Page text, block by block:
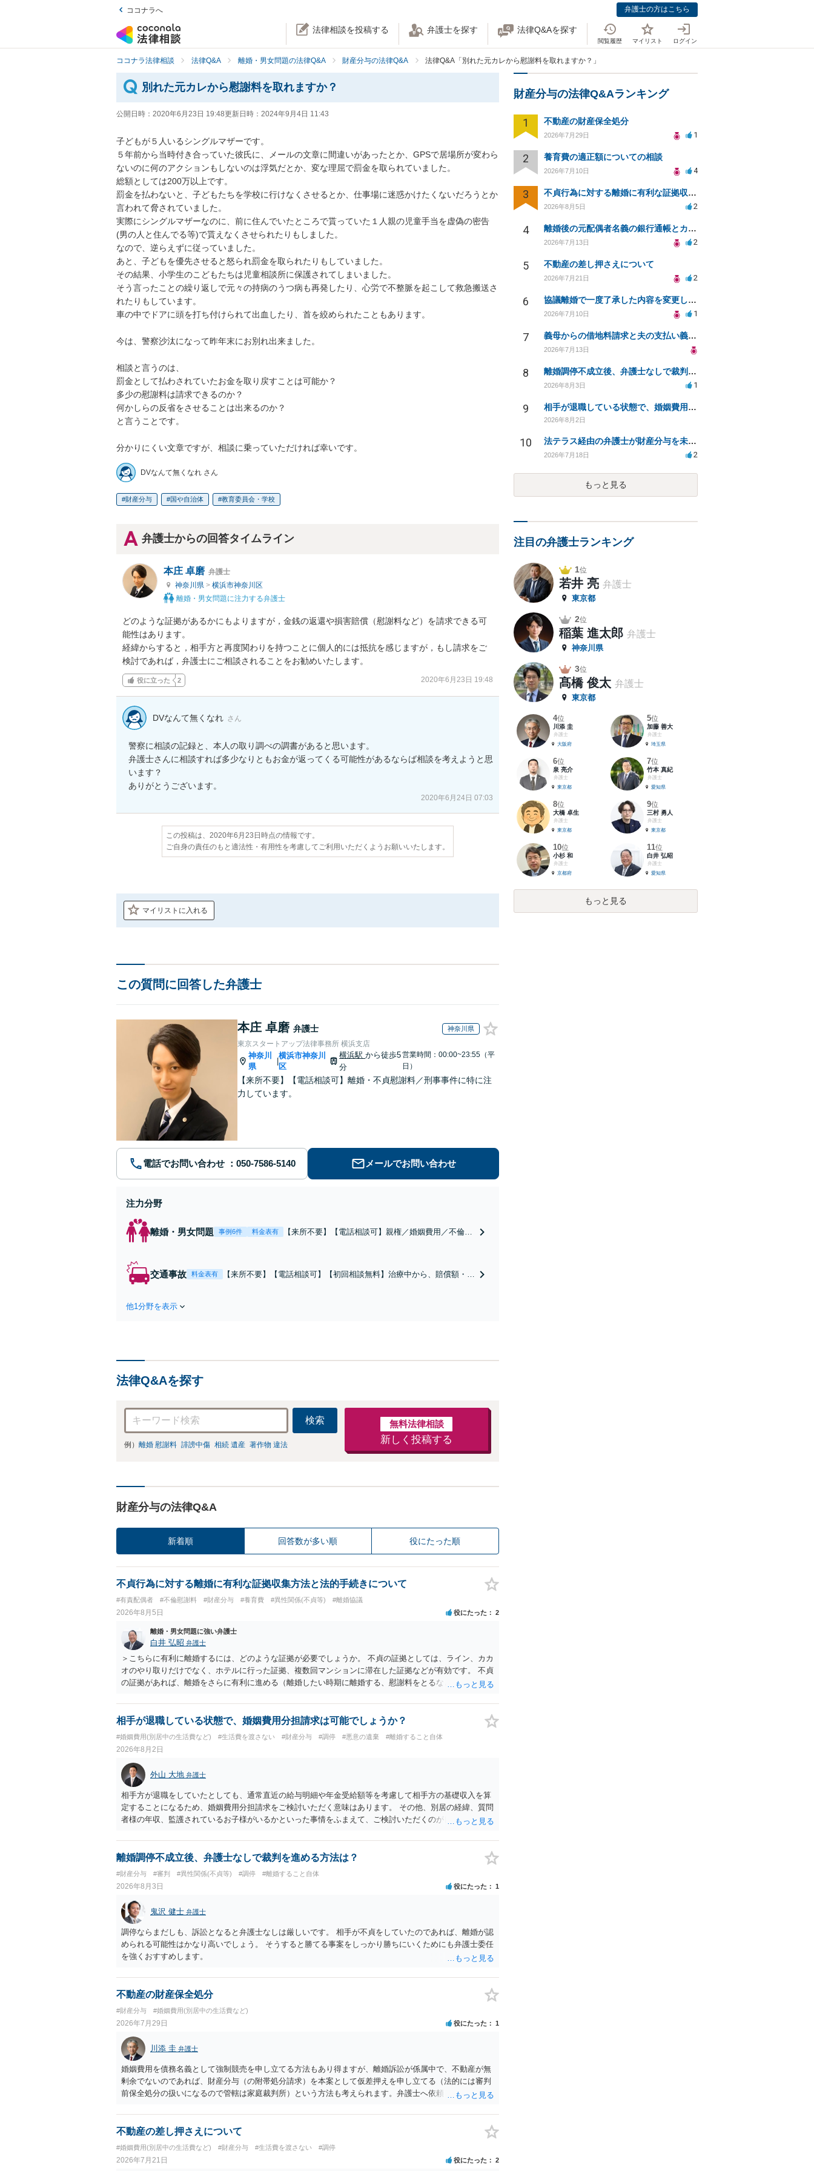
ココナラへ 弁護士の方はこちら
法律相談を投稿する 弁護士を探す 法律Q&Aを探す
閲覧履歴 マイリスト ログイン
ココナラ法律相談 法律Q&A 離婚・男女問題の法律Q&A 財産分与の法律Q&A 法律Q&A「別れた元カレから慰謝料を取れますか？」
別れた元カレから慰謝料を取れますか？
公開日時： 2020年6月23日 19:48更新日時： 2024年9月4日 11:43
子どもが５人いるシングルマザーです。
５年前から当時付き合っていた彼氏に、メールの文章に間違いがあったとか、GPSで居場所が変わら
ないのに何のアクションもしないのは浮気だとか、変な理屈で罰金を取られていました。
総額としては200万以上です。
罰金を払わないと、子どもたちを学校に行けなくさせるとか、仕事場に迷惑かけたくないだろうとか
言われて脅されていました。
実際にシングルマザーなのに、前に住んでいたところで貰っていた１人親の児童手当を虚偽の密告
(男の人と住んでる等)で貰えなくさせられたりもしました。
なので、逆らえずに従っていました。
あと、子どもを優先させると怒られ罰金を取られたりもしていました。
その結果、小学生のこどもたちは児童相談所に保護されてしまいました。
そう言ったことの繰り返しで元々の持病のうつ病も再発したり、心労で不整脈を起こして救急搬送さ
れたりもしています。
車の中でドアに頭を打ち付けられて出血したり、首を絞められたこともあります。
今は、警察沙汰になって昨年末にお別れ出来ました。
相談と言うのは、
罰金として払わされていたお金を取り戻すことは可能か？
多少の慰謝料は請求できるのか？
何かしらの反省をさせることは出来るのか？
と言うことです。
DVなんて無くなれ さん
財産分与 国や自治体 教育委員会・学校
弁護士からの回答タイムライン
本庄 卓磨 弁護士
神奈川県 > 横浜市神奈川区
離婚・男女問題に注力する弁護士
どのような証拠があるかにもよりますが，金銭の返還や損害賠償（慰謝料など）を請求できる可
能性はあります。
経緯からすると，相手方と再度関わりを持つことに個人的には抵抗を感じますが，もし請求をご
検討であれば，弁護士にご相談されることをお勧めいたします。
役に立った 2 2020年6月23日 19:48
DVなんて無くなれ さん
警察に相談の記録と、本人の取り調べの調書があると思います。
弁護士さんに相談すれば多少なりともお金が返ってくる可能性があるならば相談を考えようと思
います？
ありがとうございます。
2020年6月24日 07:03
この投稿は、2020年6月23日時点の情報です。
ご自身の責任のもと適法性・有用性を考慮してご利用いただくようお願いいたします。
マイリストに入れる
この質問に回答した弁護士
本庄 卓磨 弁護士 神奈川県
東京スタートアップ法律事務所 横浜支店
神奈川
県
横浜市神奈川
区
横浜駅から徒歩5
分
営業時間：00:00~23:55（平
日）
【来所不要】【電話相談可】離婚・不貞慰謝料／刑事事件に特に注
力しています。
電話でお問い合わせ メールでお問い合わせ
注力分野
離婚・男女問題 事例6件 料金表有
【来所不要】【電話相談可】親権／婚姻費用／不倫慰
交通事故 料金表有
【来所不要】【電話相談可】【初回相談無料】治療中から、賠償額・過
他1分野を表示
法律Q&Aを探す
検索
例） 離婚 慰謝料 誹謗中傷 相続 遺産 著作物 違法
無料法律相談
新しく投稿する
財産分与の法律Q&A
新着順 回答数が多い順 役にたった順
不貞行為に対する離婚に有利な証拠収集方法と法的手続きについて
#有責配偶者 #不倫慰謝料 #財産分与 #養育費 #異性関係(不貞等) #離婚協議
2026年8月5日 役にたった 2
離婚・男女問題に強い弁護士
白井 弘昭 弁護士
＞こちらに有利に離婚するには、どのような証拠が必要でしょうか。 不貞の証拠としては、ライン、カカ
オのやり取りだけでなく、ホテルに行った証拠、複数回マンションに滞在した証拠などが有効です。 不貞
の証拠があれば、離婚をさらに有利に進める（離婚したい時期に離婚する、慰謝料をとるなど）ことがで
がありますので、ご注意ください。 以上、ご参考まで。
相手が退職している状態で、婚姻費用分担請求は可能でしょうか？
#婚姻費用(別居中の生活費など) #生活費を渡さない #財産分与 #調停 #悪意の遺棄 #離婚すること自体
2026年8月2日
外山 大地 弁護士
相手方が退職をしていたとしても、通常直近の給与明細や年金受給額等を考慮して相手方の基礎収入を算
定することになるため、婚姻費用分担請求をご検討いただく意味はあります。 その他、別居の経緯、質問
者様の年収、監護されているお子様がいるかといった事情をふまえて、ご検討いただくのが良いかと思い
離婚調停不成立後、弁護士なしで裁判を進める方法は？
#財産分与 #審判 #異性関係(不貞等) #調停 #離婚すること自体
2026年8月3日 役にたった 1
鬼沢 健士 弁護士
調停ならまだしも、訴訟となると弁護士なしは厳しいです。 相手が不貞をしていたのであれば、離婚が認
められる可能性はかなり高いでしょう。 そうすると勝てる事案をしっかり勝ちにいくためにも弁護士委任
を強くおすすめします。
不動産の財産保全処分
#財産分与 #婚姻費用(別居中の生活費など)
2026年7月29日 役にたった 1
川添 圭 弁護士
婚姻費用を債務名義として強制競売を申し立てる方法もあり得ますが、離婚訴訟が係属中で、不動産が無
剰余でないのであれば、財産分与（の附帯処分請求）を本案として仮差押えを申し立てる（法的には審判
前保全処分の扱いになるので管轄は家庭裁判所）という方法も考えられます。弁護士へ依頼しているので
不動産の差し押さえについて
#婚姻費用(別居中の生活費など) #財産分与 #生活費を渡さない #調停
2026年7月21日 役にたった 2
財産分与の法律Q&Aランキング
1 不動産の財産保全処分
2026年7月29日 1
2 養育費の適正額についての相談
2026年7月10日 4
3 不貞行為に対する離婚に有利な証拠収集方法と法的手続きについて
2026年8月5日 2
4 離婚後の元配偶者名義の銀行通帳とカードの処分方法について
2026年7月13日 2
5 不動産の差し押さえについて
2026年7月21日 2
6 協議離婚で一度了承した内容を変更したいです
2026年7月10日 1
7 義母からの借地料請求と夫の支払い義務について相談
2026年7月13日
8 離婚調停不成立後、弁護士なしで裁判を進める方法は？
2026年8月3日 1
9 相手が退職している状態で、婚姻費用分担請求は可能でしょうか？
2026年8月2日
10 法テラス経由の弁護士が財産分与を未解決のまま放置
2026年7月18日 2
もっと見る
注目の弁護士ランキング
1位
若井 亮 弁護士
東京都
2位
稲葉 進太郎 弁護士
神奈川県
3位
髙橋 俊太 弁護士
東京都
4位
川添 圭
弁護士
大阪府
5位
加藤 善大
弁護士
埼玉県
6位
泉 亮介
弁護士
東京都
7位
竹本 真紀
弁護士
愛知県
8位
大橋 卓生
弁護士
東京都
9位
三村 勇人
弁護士
東京都
10位
小杉 和
弁護士
京都府
11位
白井 弘昭
弁護士
愛知県
もっと見る